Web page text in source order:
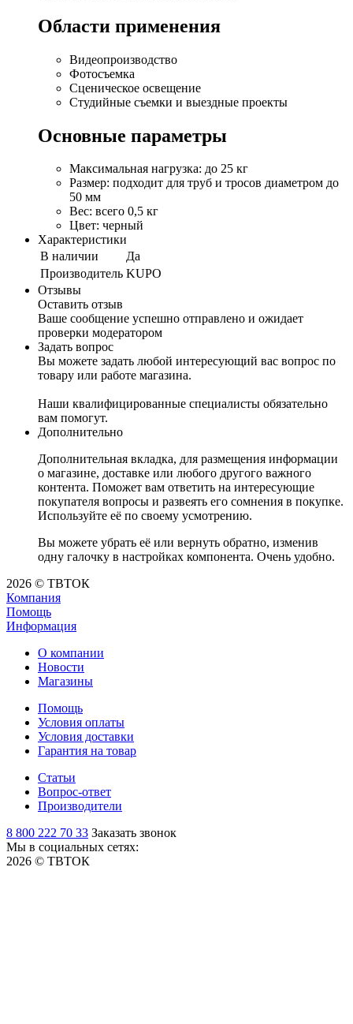
Области применения
Видеопроизводство
Фотосъемка
Сценическое освещение
Студийные съемки и выездные проекты
Основные параметры
Максимальная нагрузка: до 25 кг
Размер: подходит для труб и тросов диаметром до
50 мм
Вес: всего 0,5 кг
Цвет: черный
Характеристики
В наличии
Да
Производитель KUPO
Отзывы
Оставить отзыв
Ваше сообщение успешно отправлено и ожидает
проверки модератором
Задать вопрос
Вы можете задать любой интересующий вас вопрос по
товару или работе магазина.
Наши квалифицированные специалисты обязательно
вам помогут.
Дополнительно
Дополнительная вкладка, для размещения информации
о магазине, доставке или любого другого важного
контента. Поможет вам ответить на интересующие
покупателя вопросы и развеять его сомнения в покупке.
Используйте её по своему усмотрению.
Вы можете убрать её или вернуть обратно, изменив
одну галочку в настройках компонента. Очень удобно.
2026 © ТВТОК
Компания
Помощь
Информация
О компании
Новости
Магазины
Помощь
Условия оплаты
Условия доставки
Гарантия на товар
Статьи
Вопрос-ответ
Производители
8 800 222 70 33 Заказать звонок
Мы в социальных сетях:
2026 © ТВТОК